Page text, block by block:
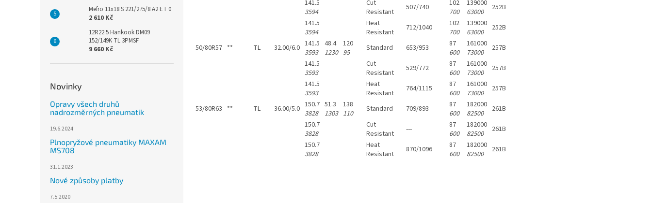
Mefro 11x18 S 221/275/8 A2 ET 0
2 610 Kč
12R22.5 Hankook DM09
152/149K TL 3PMSF
9 660 Kč
Novinky
Opravy všech druhů
nadrozměrných pneumatik
19.6.2024
Plnopryžové pneumatiky MAXAM
MS708
31.1.2023
Nové způsoby platby
7.5.2020
141.5
3594
Cut
Resistant
507/740
102
700
139000
63000
252B
141.5
3594
Heat
Resistant
712/1040
102
700
139000
63000
252B
50/80R57 ** TL 32.00/6.0 141.5
3593
48.4
1230
120
95
Standard 653/953
87
600
161000
73000
257B
141.5
3593
Cut
Resistant
529/772
87
600
161000
73000
257B
141.5
3593
Heat
Resistant
764/1115
87
600
161000
73000
257B
53/80R63 ** TL 36.00/5.0 150.7
3828
51.3
1303
138
110
Standard 709/893
87
600
182000
82500
261B
150.7
3828
Cut
Resistant
---
87
600
182000
82500
261B
150.7
3828
Heat
Resistant
870/1096
87
600
182000
82500
261B